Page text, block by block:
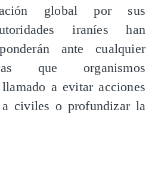
global por sus
iraníes han
ante cualquier
que organismos
a evitar acciones
a civiles o profundizar la